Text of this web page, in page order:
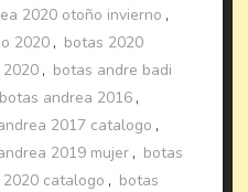
2020 otoño invierno ,
2020 , botas 2020
, botas andre badi
botas andrea 2016 ,
2017 catalogo ,
2019 mujer , botas
catalogo , botas